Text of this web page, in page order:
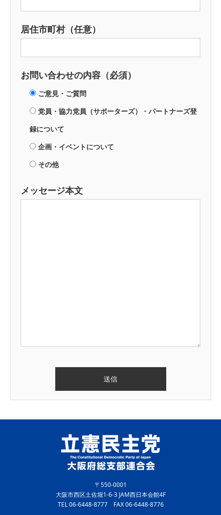
居住市町村（任意）
お問い合わせの内容（必須）
ご意見・ご質問
党員・協力党員（サポーターズ）・パートナーズ登
録について
企画・イベントについて
その他
メッセージ本文
〒550-0001
大阪市西区土佐堀1-6-3 JAM西日本会館4F
TEL 06-6448-8777 FAX 06-6448-8776